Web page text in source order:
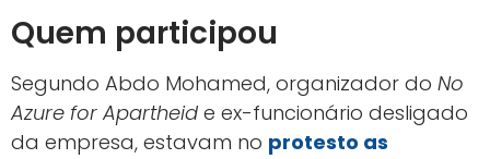
Quem participou
Segundo Abdo Mohamed, organizador do No
Azure for Apartheid e ex-funcionário desligado
da empresa, estavam no protesto as